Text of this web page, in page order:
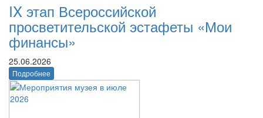
IX этап Всероссийской
просветительской эстафеты «Мои
финансы»
25.06.2026
Подробнее